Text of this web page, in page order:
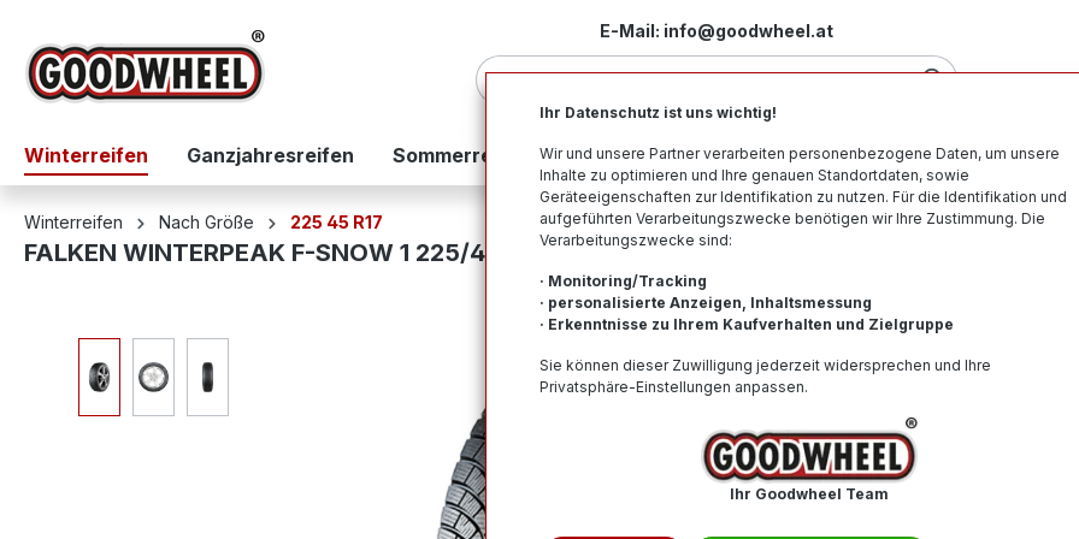
Zur Hauptnavigation springen E-Mail: info@goodwheel.at
Winterreifen Ganzjahresreifen Sommerreifen Motorradreifen Felgen Offroad-Reifen
Winterreifen Nach Größe 225 45 R17
FALKEN WINTERPEAK F-SNOW 1 225/45R17 94T XL NORDIC COMPOUND MFS BSW
206,71
Preise inkl.
Ihr Datenschutz ist uns wichtig!
Wir und unsere Partner verarbeiten personenbezogene Daten, um unsere
Inhalte zu optimieren und Ihre genauen Standortdaten, sowie
Geräteeigenschaften zur Identifikation zu nutzen. Für die Identifikation und
aufgeführten Verarbeitungszwecke benötigen wir Ihre Zustimmung. Die
Verarbeitungszwecke sind:
· Monitoring/Tracking
· personalisierte Anzeigen, Inhaltsmessung
· Erkenntnisse zu Ihrem Kaufverhalten und Zielgruppe
Sie können dieser Zuwilligung jederzeit widersprechen und Ihre
Privatsphäre-Einstellungen anpassen.
Ihr Goodwheel Team